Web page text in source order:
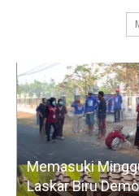
Memasuki
Laskar Biru